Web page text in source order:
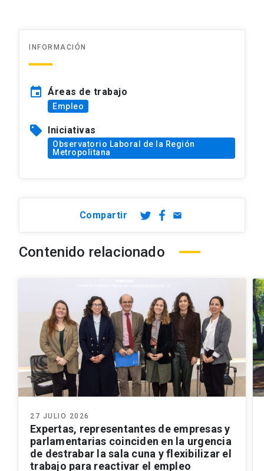
INFORMACIÓN
event Áreas de trabajo
Empleo
sell Iniciativas
Observatorio Laboral de la Región
Metropolitana
Compartir email
Contenido relacionado
27 JULIO 2026
Expertas, representantes de empresas y
parlamentarias coinciden en la urgencia
de destrabar la sala cuna y flexibilizar el
trabajo para reactivar el empleo